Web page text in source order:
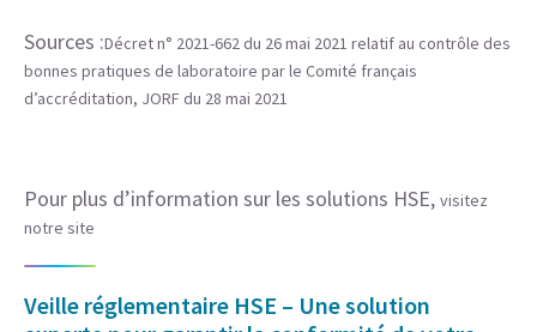
Sources :Décret n° 2021-662 du 26 mai 2021 relatif au contrôle des
bonnes pratiques de laboratoire par le Comité français
d’accréditation, JORF du 28 mai 2021
Pour plus d’information sur les solutions HSE, visitez
notre site
Veille réglementaire HSE – Une solution